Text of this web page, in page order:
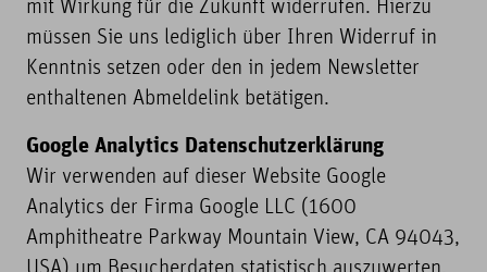
mit Wirkung für die Zukunft widerrufen. Hierzu
müssen Sie uns lediglich über Ihren Widerruf in
Kenntnis setzen oder den in jedem Newsletter
enthaltenen Abmeldelink betätigen.
Google Analytics Datenschutzerklärung
Wir verwenden auf dieser Website Google
Analytics der Firma Google LLC (1600
Amphitheatre Parkway Mountain View, CA 94043,